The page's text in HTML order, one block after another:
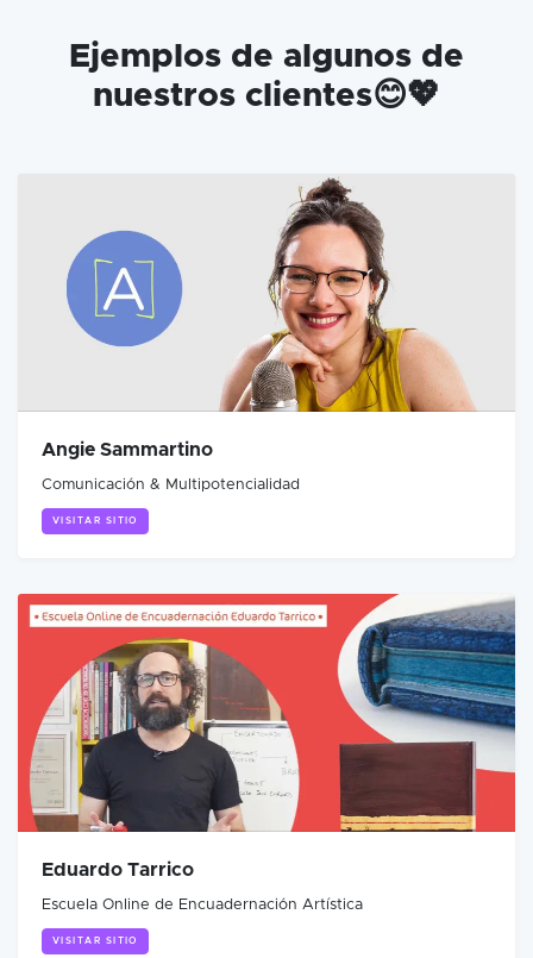
Ejemplos de algunos de
nuestros clientes😊💖
Angie Sammartino
Comunicación & Multipotencialidad
VISITAR SITIO
Eduardo Tarrico
Escuela Online de Encuadernación Artística
VISITAR SITIO